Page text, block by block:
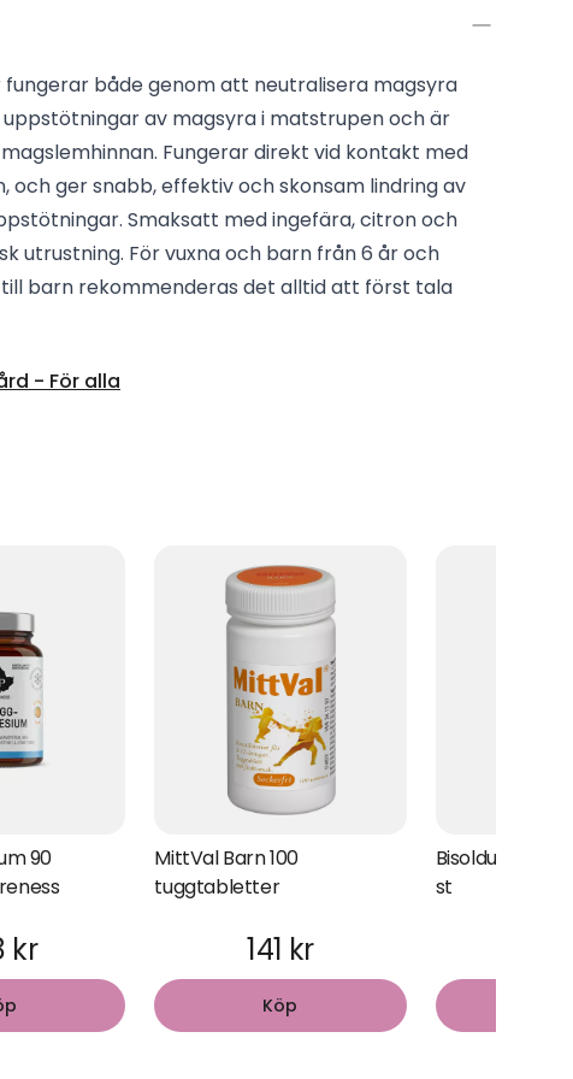
både genom att neutralisera magsyra
av magsyra i matstrupen och är
Fungerar direkt vid kontakt med
och ger snabb, effektiv och skonsam lindring av
Smaksatt med ingefära, citron och
utrustning. För vuxna och barn från 6 år och
barn rekommenderas det alltid att först tala
- För alla
90
kr
MittVal Barn 100
tuggtabletter
141 kr
Köp
Bisolduo 2.0
st